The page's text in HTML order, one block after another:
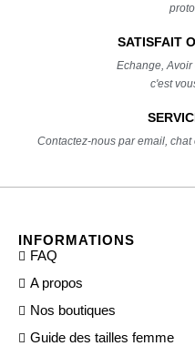
SATISFAIT
Echange, Avoir
c'est
Contactez-nous par email,
INFORMATIONS
FAQ
A propos
Nos boutiques
Guide des tailles femme